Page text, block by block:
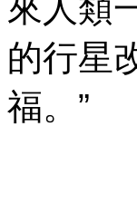
來人類
的行星
福。”